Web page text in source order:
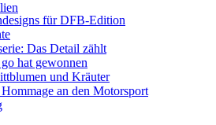
für DFB-Edition
Das Detail zählt
hat gewonnen
und Kräuter
an den Motorsport